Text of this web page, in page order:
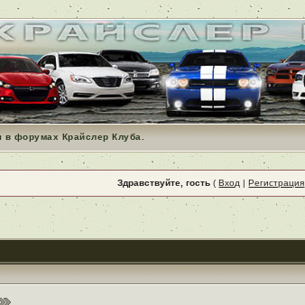
в форумах Крайслер Клуба.
Здравствуйте, гость (Вход |Регистрация